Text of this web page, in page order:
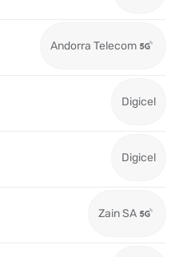
Andorra Telecom
Digicel
Digicel
Zain SA